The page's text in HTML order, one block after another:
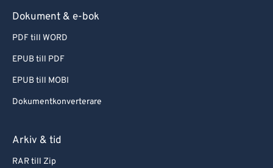
Dokument & e-bok
PDF till WORD
EPUB till PDF
EPUB till MOBI
Dokumentkonverterare
Arkiv & tid
RAR till Zip